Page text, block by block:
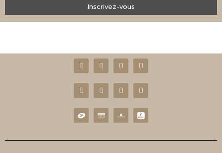
Inscrivez-vous